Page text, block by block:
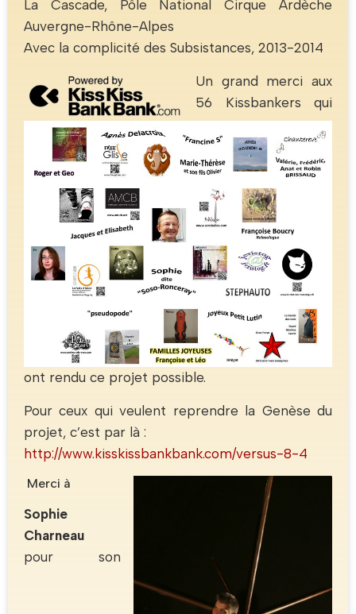
La Cascade, Pôle National Cirque Ardèche
Auvergne-Rhône-Alpes
Avec la complicité des Subsistances, 2013-2014
Un grand merci aux
56 Kissbankers qui
ont rendu ce projet possible.
Pour ceux qui veulent reprendre la Genèse du
projet, c’est par là :
http://www.kisskissbankbank.com/versus-8-4
Merci à
Sophie
Charneau
pour son